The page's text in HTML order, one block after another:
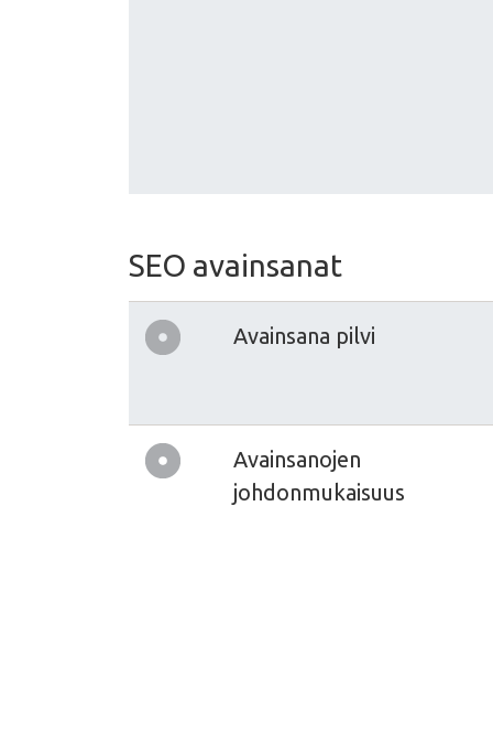
SEO avainsanat
Avainsana pilvi
Avainsanojen
johdonmukaisuus